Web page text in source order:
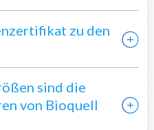
zu den
sind die
von Bioquell